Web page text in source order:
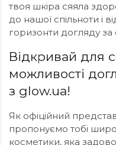
твоя шкіра сяяла
до нашої спільноти і
горизонти догляду
Відкривай для
можливості
з glow.ua!
Як офіційний
пропонуємо тобі
косметики, яка